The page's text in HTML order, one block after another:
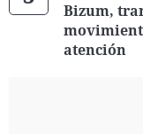
Bizum,
atención